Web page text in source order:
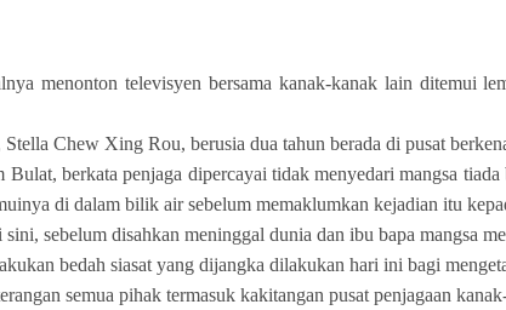
menonton televisyen bersama kanak-kanak lain ditemui
Chew Xing Rou, berusia dua tahun berada di pusat
berkata penjaga dipercayai tidak menyedari mangsa
di dalam bilik air sebelum memaklumkan kejadian itu
sebelum disahkan meninggal dunia dan ibu bapa mangsa
bedah siasat yang dijangka dilakukan hari ini bagi
semua pihak termasuk kakitangan pusat penjagaan